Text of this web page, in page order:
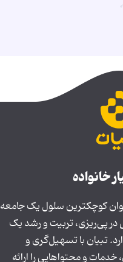
خانواده
کوچکترین سلول یک جامعه
پی‌ریزی، تربیت و رشد یک
تبیان با تسهیل‌گری و
خدمات و محتواهایی را ارائه